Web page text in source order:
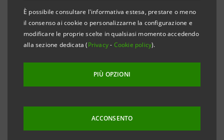
È possibile consultare l'informativa estesa, prestare o meno
il consenso ai cookie o personalizzarne la configurazione e
modificare le proprie scelte in qualsiasi momento accedendo
alla sezione dedicata (Privacy- Cookie policy).
PIÙ OPZIONI
ACCONSENTO
partecipazione delle persone agli obiettivi del
Gruppo, confermando così i principi di trasparenza,
inclusione, riconoscimento del merito e
orientamento a risultati sostenibili nel tempo previsti
nel Piano d’Impresa 2022-2025.
In una logica redistributiva che ha l’obiettivo di
valorizzare le persone del Gruppo, a seguito degli
ottimi risultati della Banca, Intesa Sanpaolo
aumenterà l’ammontare complessivo al PVR 2025 a